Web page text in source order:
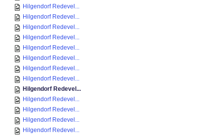
Hilgendorf Redevel...
Hilgendorf Redevel...
Hilgendorf Redevel...
Hilgendorf Redevel...
Hilgendorf Redevel...
Hilgendorf Redevel...
Hilgendorf Redevel...
Hilgendorf Redevel...
Hilgendorf Redevel...
Hilgendorf Redevel...
Hilgendorf Redevel...
Hilgendorf Redevel...
Hilgendorf Redevel...